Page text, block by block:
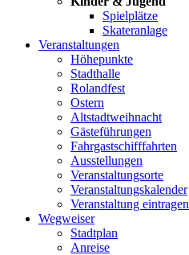
Spielplätze
Skateranlage
Veranstaltungen
Höhepunkte
Stadthalle
Rolandfest
Ostern
Altstadtweihnacht
Gästeführungen
Fahrgastschifffahrten
Ausstellungen
Veranstaltungsorte
Veranstaltungskalender
Veranstaltung eintragen
Wegweiser
Stadtplan
Anreise